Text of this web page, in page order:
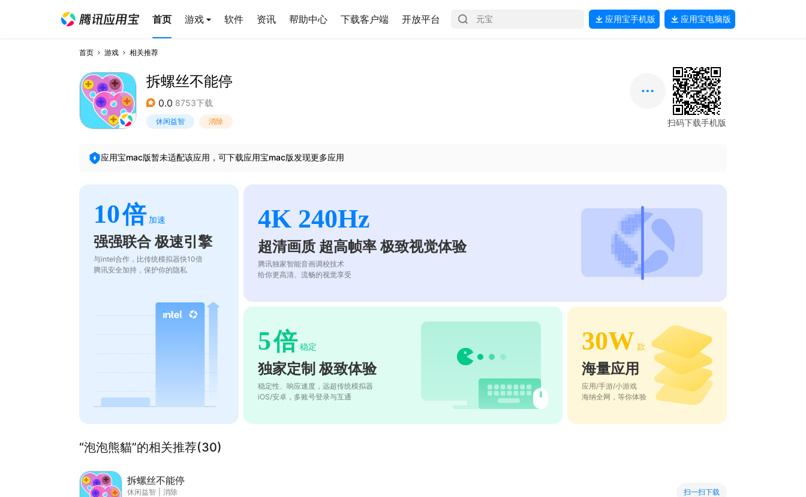
首页 游戏 软件 资讯 帮助中心 下载客户端 开放平台 应用宝手机版 应用宝电脑版
首页 游戏 相关推荐
拆螺丝不能停
0.0 8753下载
休闲益智 消除 扫码下载手机版
应用宝mac版暂未适配该应用，可下载应用宝mac版发现更多应用
10倍 加速
强强联合 极速引擎
与intel合作，比传统模拟器快10倍
腾讯安全加持，保护你的隐私
4K 240Hz
超清画质 超高帧率 极致视觉体验
腾讯独家智能音画调校技术
给你更高清、流畅的视觉享受
5倍 稳定
独家定制 极致体验
稳定性、响应速度，远超传统模拟器
iOS/安卓，多账号登录与互通
30W 款
海量应用
应用/手游/小游戏
海纳全网，等你体验
“泡泡熊貓”的相关推荐(30)
拆螺丝不能停
休闲益智
消除
扫一扫下载